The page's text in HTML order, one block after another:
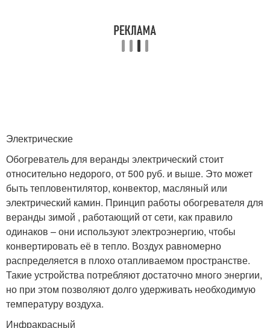
Электрические
Обогреватель для веранды электрический стоит
относительно недорого, от 500 руб. и выше. Это может
быть тепловентилятор, конвектор, масляный или
электрический камин. Принцип работы обогревателя для
веранды зимой , работающий от сети, как правило
одинаков – они используют электроэнергию, чтобы
конвертировать её в тепло. Воздух равномерно
распределяется в плохо отапливаемом пространстве.
Такие устройства потребляют достаточно много энергии,
но при этом позволяют долго удерживать необходимую
температуру воздуха.
Инфракрасный